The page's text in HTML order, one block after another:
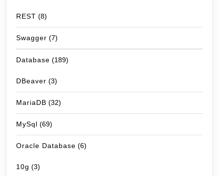
REST (8)
Swagger (7)
Database (189)
DBeaver (3)
MariaDB (32)
MySql (69)
Oracle Database (6)
10g (3)